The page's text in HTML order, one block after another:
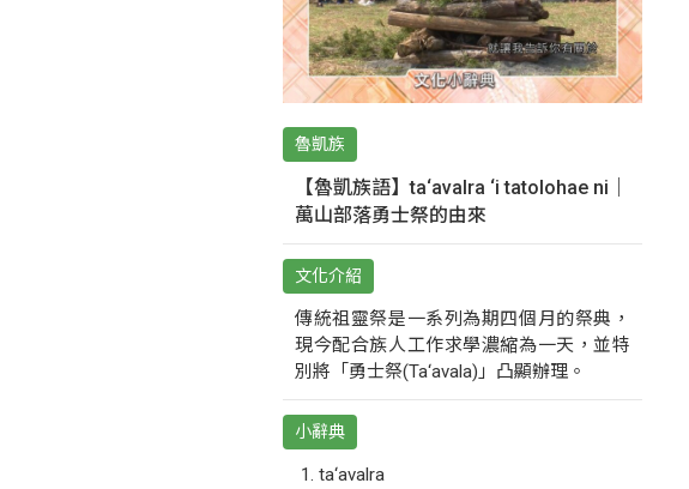
魯凱族
【魯凱族語】ta‘avalra ‘i tatolohae ni｜
萬山部落勇士祭的由來
文化介紹
傳統祖靈祭是一系列為期四個月的祭典，
現今配合族人工作求學濃縮為一天，並特
別將「勇士祭(Ta‘avala)」凸顯辦理。
小辭典
ta‘avalra